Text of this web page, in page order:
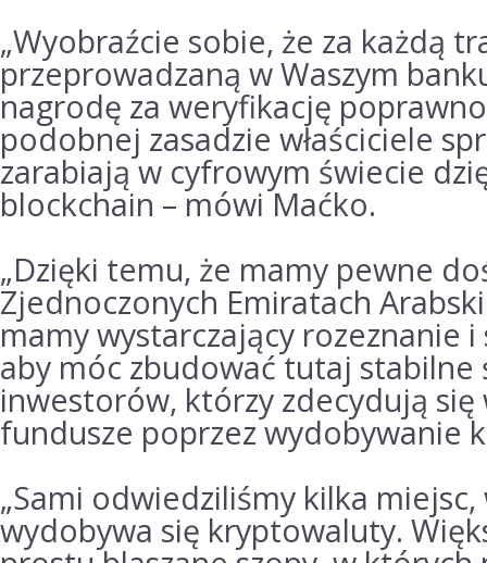
„Wyobraźcie sobie, że za każdą
przeprowadzaną w Waszym
nagrodę za weryfikację
podobnej zasadzie właściciele
zarabiają w cyfrowym świecie
blockchain – mówi Maćko.
„Dzięki temu, że mamy pewne
Zjednoczonych Emiratach
mamy wystarczający rozeznanie
aby móc zbudować tutaj
inwestorów, którzy zdecydują się
fundusze poprzez wydobywanie
„Sami odwiedziliśmy kilka
wydobywa się kryptowaluty.